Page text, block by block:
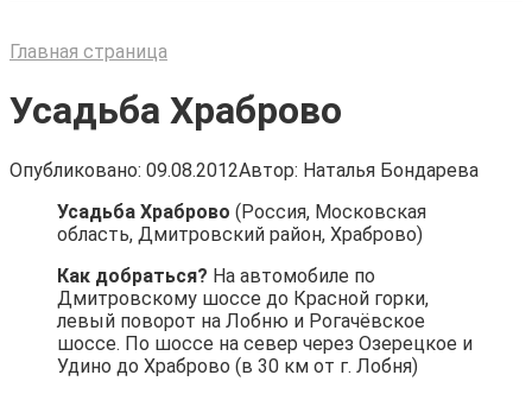
Главная страница
Усадьба Храброво
Опубликовано: 09.08.2012Автор: Наталья Бондарева
Усадьба Храброво (Россия, Московская
область, Дмитровский район, Храброво)
Как добраться? На автомобиле по
Дмитровскому шоссе до Красной горки,
левый поворот на Лобню и Рогачёвское
шоссе. По шоссе на север через Озерецкое и
Удино до Храброво (в 30 км от г. Лобня)